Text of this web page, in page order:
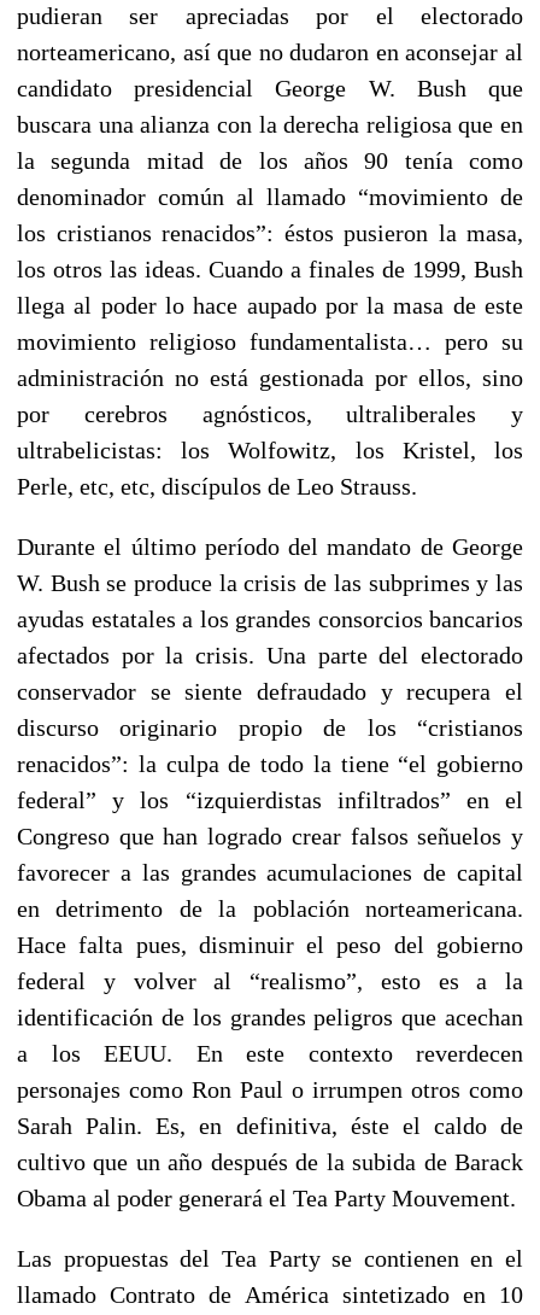
pudieran ser apreciadas por el electorado
norteamericano, así que no dudaron en aconsejar al
candidato presidencial George W. Bush que
buscara una alianza con la derecha religiosa que en
la segunda mitad de los años 90 tenía como
denominador común al llamado “movimiento de
los cristianos renacidos”: éstos pusieron la masa,
los otros las ideas. Cuando a finales de 1999, Bush
llega al poder lo hace aupado por la masa de este
movimiento religioso fundamentalista… pero su
administración no está gestionada por ellos, sino
por cerebros agnósticos, ultraliberales y
ultrabelicistas: los Wolfowitz, los Kristel, los
Perle, etc, etc, discípulos de Leo Strauss.
Durante el último período del mandato de George
W. Bush se produce la crisis de las subprimes y las
ayudas estatales a los grandes consorcios bancarios
afectados por la crisis. Una parte del electorado
conservador se siente defraudado y recupera el
discurso originario propio de los “cristianos
renacidos”: la culpa de todo la tiene “el gobierno
federal” y los “izquierdistas infiltrados” en el
Congreso que han logrado crear falsos señuelos y
favorecer a las grandes acumulaciones de capital
en detrimento de la población norteamericana.
Hace falta pues, disminuir el peso del gobierno
federal y volver al “realismo”, esto es a la
identificación de los grandes peligros que acechan
a los EEUU. En este contexto reverdecen
personajes como Ron Paul o irrumpen otros como
Sarah Palin. Es, en definitiva, éste el caldo de
cultivo que un año después de la subida de Barack
Obama al poder generará el Tea Party Mouvement.
Las propuestas del Tea Party se contienen en el
llamado Contrato de América sintetizado en 10